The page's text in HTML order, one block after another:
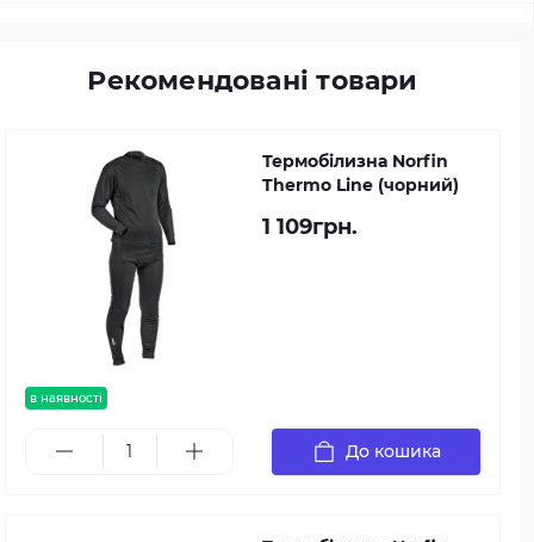
Рекомендовані товари
в наявності
Термобілизна Norfin
Thermo Line (чорний)
1 109грн.
До кошика